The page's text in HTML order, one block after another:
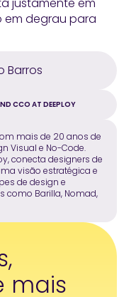
degrau para
Barros
CCO AT DEEPLOY
mais de 20 anos de
Visual e No-Code.
conecta designers de
visão estratégica e
de design e
como Barilla, Nomad,
mais